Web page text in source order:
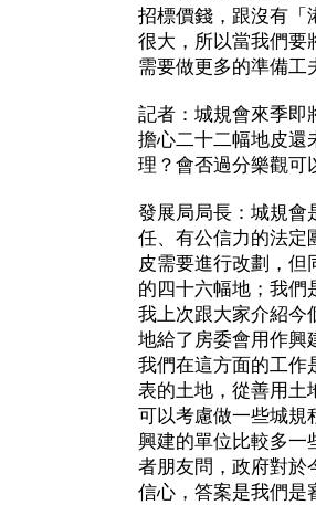
招標價錢，跟沒有「
很大，所以當我們要
需要做更多的準備工
記者：城規會來季即
擔心二十二幅地皮還
理？會否過分樂觀可
發展局局長：城規會
任、有公信力的法定
皮需要進行改劃，
的四十六幅地；我們
我上次跟大家介紹今
地給了房委會用作興
我們在這方面的工作
表的土地，從善用土
可以考慮做一些城規
興建的單位比較多一
者朋友問，政府對於
信心，答案是我們是